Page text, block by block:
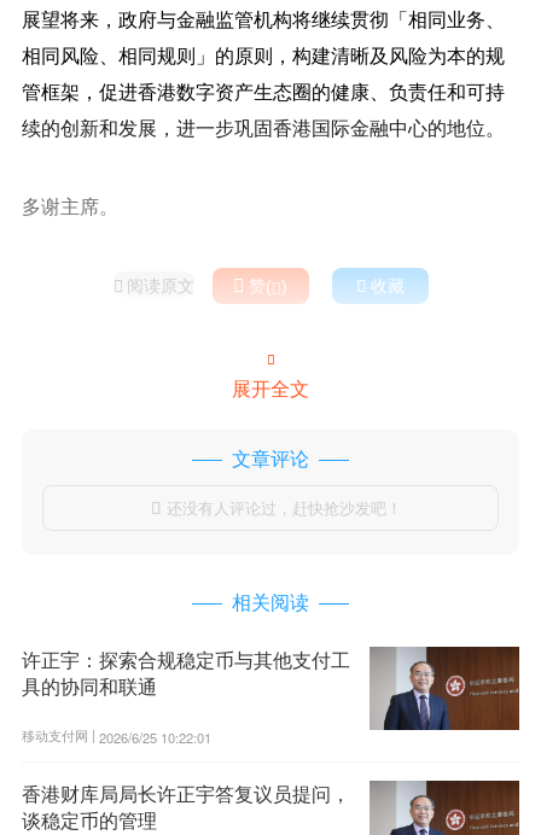
展望将来，政府与金融监管机构将继续贯彻「相同业务、
相同风险、相同规则」的原则，构建清晰及风险为本的规
管框架，促进香港数字资产生态圈的健康、负责任和可持
续的创新和发展，进一步巩固香港国际金融中心的地位。
多谢主席。
 阅读原文  赞()  收藏

展开全文
文章评论
 还没有人评论过，赶快抢沙发吧！
相关阅读
许正宇：探索合规稳定币与其他支付工
具的协同和联通
移动支付网 | 2026/6/25 10:22:01
香港财库局局长许正宇答复议员提问，
谈稳定币的管理